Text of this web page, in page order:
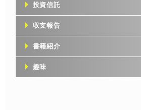
投資信託
収支報告
書籍紹介
趣味